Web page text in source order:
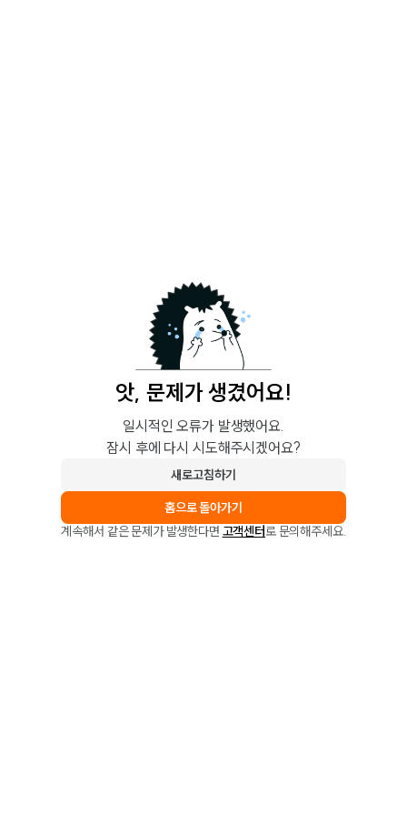
앗, 문제가 생겼어요!
일시적인 오류가 발생했어요.
잠시 후에 다시 시도해주시겠어요?
새로고침하기
홈으로 돌아가기
계속해서 같은 문제가 발생한다면 고객센터로 문의해주세요.